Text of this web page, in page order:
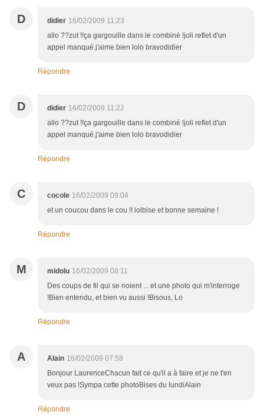
D didier 16/02/2009 11:23
allo ??zut !!ça gargouille dans le combiné !joli reflet d'un
appel manqué.j'aime bien lolo bravodidier
Répondre
D didier 16/02/2009 11:22
allo ??zut !!ça gargouille dans le combiné !joli reflet d'un
appel manqué.j'aime bien lolo bravodidier
Répondre
C cocole 16/02/2009 09:04
et un coucou dans le cou !! lolbise et bonne semaine !
Répondre
M midolu 16/02/2009 08:11
Des coups de fil qui se noient ... et une photo qui m'interroge
!Bien entendu, et bien vu aussi !Bisous, Lo
Répondre
A Alain 16/02/2009 07:58
Bonjour LaurenceChacun fait ce qu'il a à faire et je ne t'en
veux pas !Sympa cette photoBises du lundiAlain
Répondre